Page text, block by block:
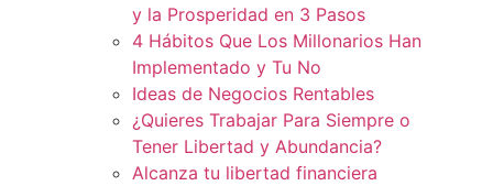
y la Prosperidad en 3 Pasos
4 Hábitos Que Los Millonarios Han
Implementado y Tu No
Ideas de Negocios Rentables
¿Quieres Trabajar Para Siempre o
Tener Libertad y Abundancia?
Alcanza tu libertad financiera